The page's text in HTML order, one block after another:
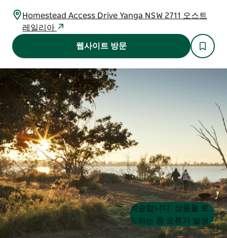
Homestead Access Drive Yanga NSW 2711 오스트
레일리아
웹사이트 방문
Product
List
Product
List
죄송합니다. 상품을 로
드하는 중 오류가 발생
했습니다. 나중에 다시